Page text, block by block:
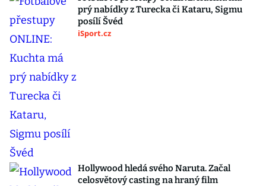
prý nabídky z Turecka či Kataru, Sigmu
posílí Švéd
iSport.cz
Hollywood hledá svého Naruta. Začal
celosvětový casting na hraný film